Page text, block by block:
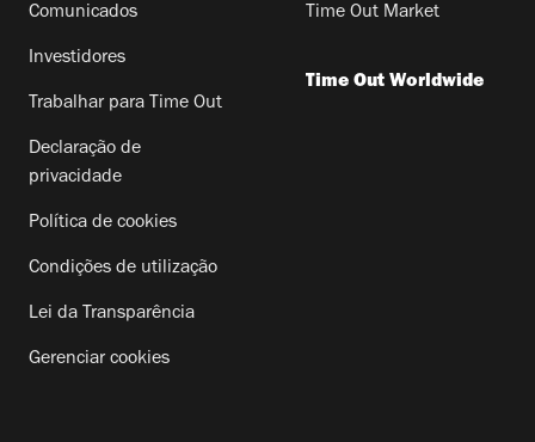
Comunicados
Investidores
Trabalhar para Time Out
Declaração de
privacidade
Política de cookies
Condições de utilização
Lei da Transparência
Gerenciar cookies
Time Out Market
Time Out Worldwide